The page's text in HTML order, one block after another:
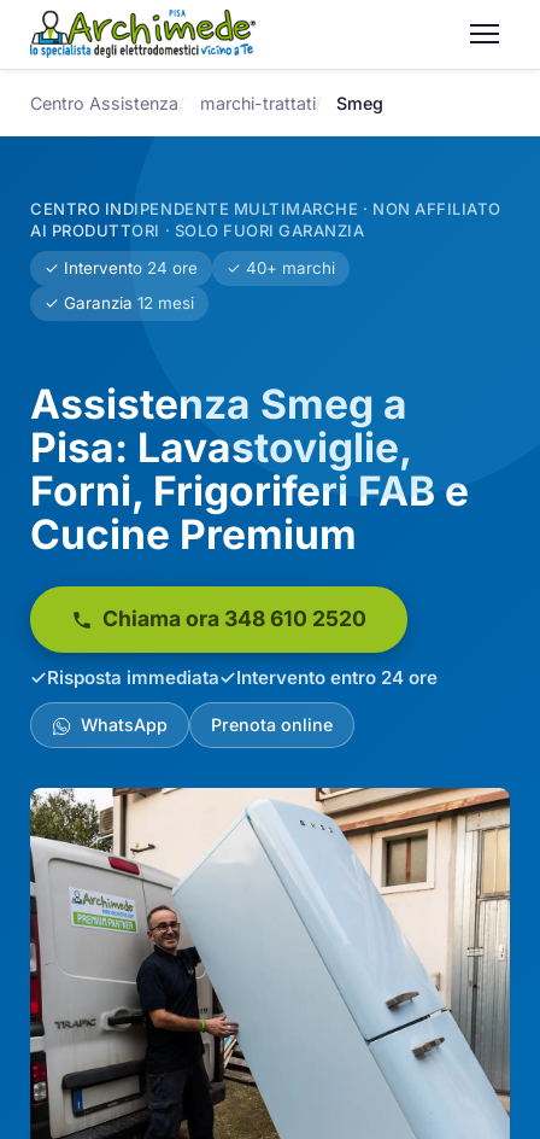
Centro Assistenza marchi-trattati Smeg
CENTRO INDIPENDENTE MULTIMARCHE · NON AFFILIATO
AI PRODUTTORI · SOLO FUORI GARANZIA
✓ Intervento 24 ore
✓ 40+ marchi
✓ Garanzia 12 mesi
Assistenza Smeg a
Pisa: Lavastoviglie,
Forni, Frigoriferi FAB e
Cucine Premium
Chiama ora 348 610 2520
Risposta immediata Intervento entro 24 ore
WhatsApp Prenota online